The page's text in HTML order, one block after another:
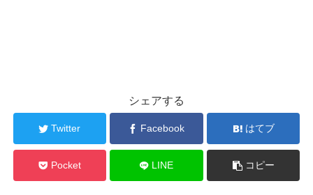
シェアする
Twitter Facebook はてブ
Pocket LINE コピー